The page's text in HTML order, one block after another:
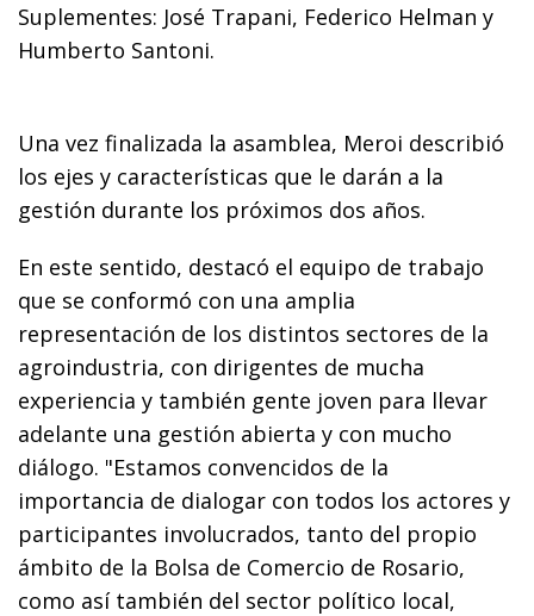
Suplementes: José Trapani, Federico Helman y
Humberto Santoni.
Una vez finalizada la asamblea, Meroi describió
los ejes y características que le darán a la
gestión durante los próximos dos años.
En este sentido, destacó el equipo de trabajo
que se conformó con una amplia
representación de los distintos sectores de la
agroindustria, con dirigentes de mucha
experiencia y también gente joven para llevar
adelante una gestión abierta y con mucho
diálogo. "Estamos convencidos de la
importancia de dialogar con todos los actores y
participantes involucrados, tanto del propio
ámbito de la Bolsa de Comercio de Rosario,
como así también del sector político local,